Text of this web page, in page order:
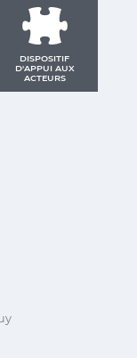
DISPOSITIF
D'APPUI AUX
ACTEURS
Martin, Saint